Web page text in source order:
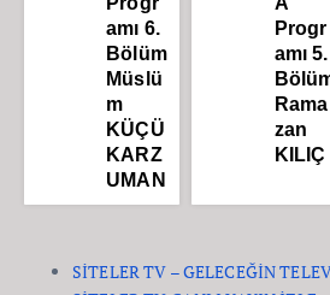
amı 6.
Bölüm
Müslü
m
KÜÇÜ
KARZ
UMAN
Progr
amı 5.
Rama
zan
KILIÇ
SİTELER TV – GELECEĞİN